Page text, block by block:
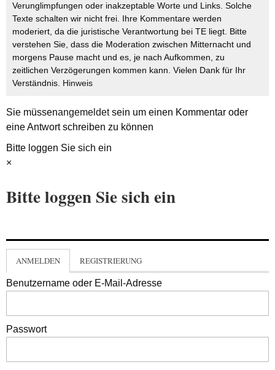
Verunglimpfungen oder inakzeptable Worte und Links. Solche
Texte schalten wir nicht frei. Ihre Kommentare werden
moderiert, da die juristische Verantwortung bei TE liegt. Bitte
verstehen Sie, dass die Moderation zwischen Mitternacht und
morgens Pause macht und es, je nach Aufkommen, zu
zeitlichen Verzögerungen kommen kann. Vielen Dank für Ihr
Verständnis. Hinweis
Sie müssenangemeldetsein um einen Kommentar oder
eine Antwort schreiben zu können
Bitte loggen Sie sich ein
×
Bitte loggen Sie sich ein
ANMELDEN REGISTRIERUNG
Benutzername oder E-Mail-Adresse
Passwort